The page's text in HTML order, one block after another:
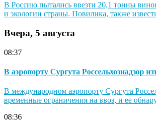
В Россию пытались ввезти 20,1 тонны
и экологии страны. Повилика, также
Вчера, 5 августа
08:37
В аэропорту Сургута Россельхознадзор
В международном аэропорту Сургута
временные ограничения на ввоз, и ее
08:36